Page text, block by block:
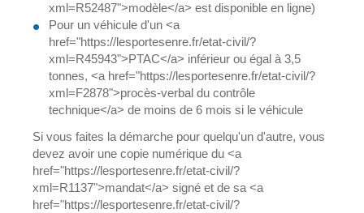
xml=R52487">modèle</a> est disponible en ligne)
Pour un véhicule d'un <a
href="https://lesportesenre.fr/etat-civil/?
xml=R45943">PTAC</a> inférieur ou égal à 3,5
tonnes, <a href="https://lesportesenre.fr/etat-civil/?
xml=F2878">procès-verbal du contrôle
technique</a> de moins de 6 mois si le véhicule
Si vous faites la démarche pour quelqu'un d'autre, vous
devez avoir une copie numérique du <a
href="https://lesportesenre.fr/etat-civil/?
xml=R1137">mandat</a> signé et de sa <a
href="https://lesportesenre.fr/etat-civil/?